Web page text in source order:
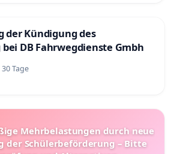
der Kündigung des
DB Fahrwegdienste Gmbh
Tage
Mehrbelastungen durch neue
der Schülerbeförderung – Bitte